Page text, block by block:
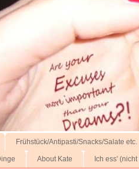
Frühstück/Antipasti/Snacks/Salate etc.
About Kate Ich ess'